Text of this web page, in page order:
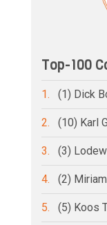
Top-100
1. (1) Dick
2. (10) Karl
3. (3)
4. (2)
5. (5) Koos